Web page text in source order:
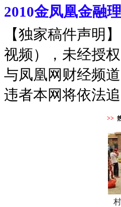
2010金凤凰金融
【独家稿件声明
视频），未经授
与凤凰网财经频
违者本网将依法追
>>